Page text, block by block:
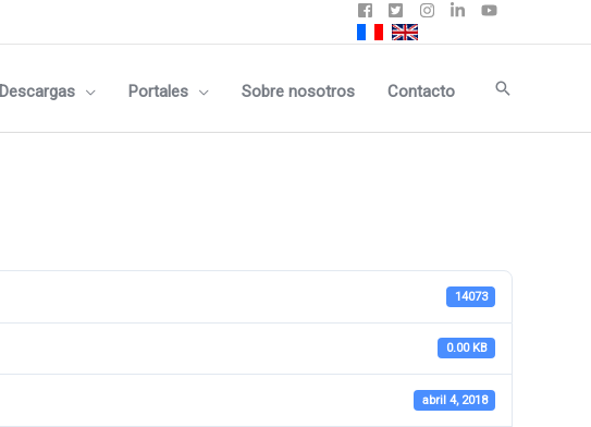
Descargas Portales Sobre nosotros Contacto Buscar
14073
0.00 KB
abril 4, 2018